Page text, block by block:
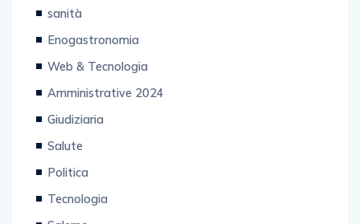
sanità
Enogastronomia
Web & Tecnologia
Amministrative 2024
Giudiziaria
Salute
Politica
Tecnologia